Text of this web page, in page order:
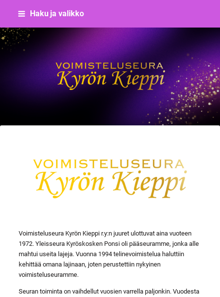
Siirry
sisältöön
Haku ja valikko
Voimisteluseura Kyrön Kieppi
Voimisteluseura Kyrön Kieppi r.y:n juuret ulottuvat aina vuoteen
1972. Yleisseura Kyröskosken Ponsi oli pääseuramme, jonka alle
mahtui useita lajeja. Vuonna 1994 telinevoimistelua haluttiin
kehittää omana lajinaan, joten perustettiin nykyinen
voimisteluseuramme.
Seuran toiminta on vaihdellut vuosien varrella paljonkin. Vuodesta